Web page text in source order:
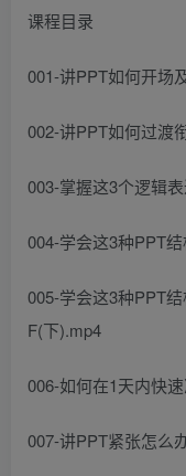
课程目录
001-讲PPT如何开场
002-讲PPT如何过渡
003-掌握这3个逻辑
004-学会这3种PPT
005-学会这3种PPT
F(下).mp4
006-如何在1天内快
007-讲PPT紧张怎么